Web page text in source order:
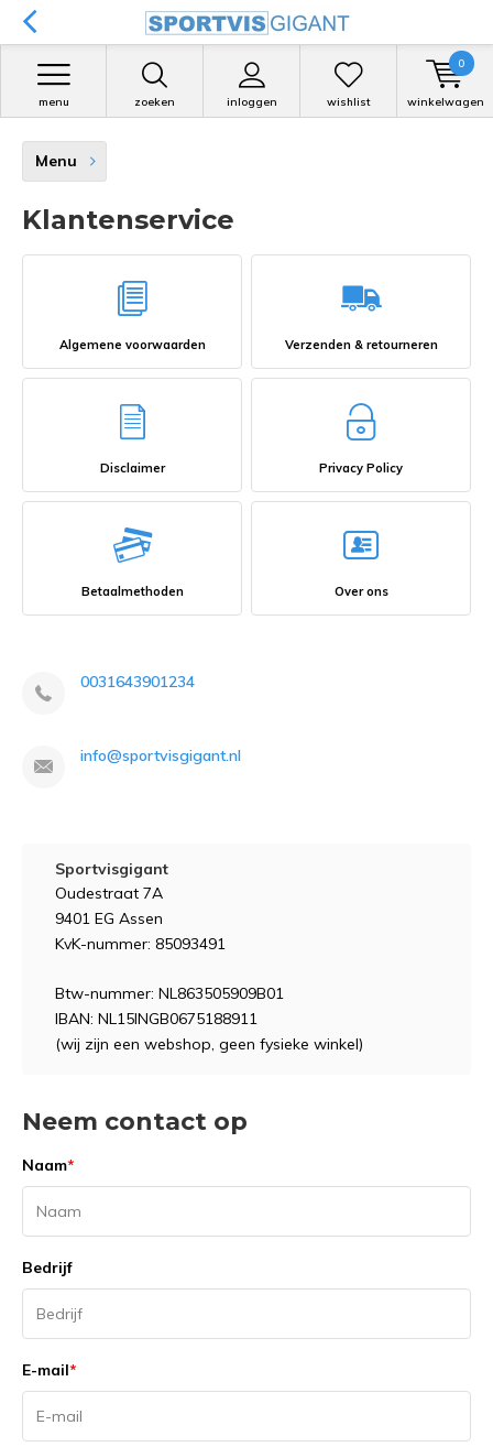
zoeken inloggen
menu wishlist winkelwagen
0
Menu
Klantenservice
Algemene voorwaarden Verzenden & retourneren
Disclaimer Privacy Policy
Betaalmethoden Over ons
0031643901234
info@sportvisgigant.nl
Sportvisgigant
Oudestraat 7A
9401 EG Assen
KvK-nummer: 85093491
Btw-nummer: NL863505909B01
IBAN: NL15INGB0675188911
(wij zijn een webshop, geen fysieke winkel)
Neem contact op
Naam*
Bedrijf
E-mail*